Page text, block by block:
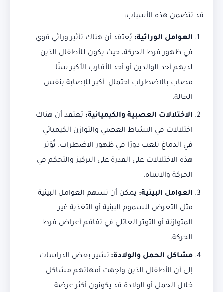
قد تتضمن هذه الأسباب:
العوامل الوراثية: يُعتقد أن هناك تأثير وراثي قوي
في ظهور فرط الحركة، حيث يكون للأطفال الذين
لديهم أحد الوالدين أو أحد الأقارب الأكبر سنًا
مصاب بالاضطراب احتمال أكبر للإصابة بنفس
الحالة.
الاختلالات العصبية والكيميائية: يُعتقد أن هناك
اختلالات في النشاط العصبي والتوازن الكيميائي
في الدماغ تلعب دورًا في ظهور الاضطراب. تُؤثر
هذه الاختلالات على القدرة على التركيز والتحكم في
الحركة والانتباه.
العوامل البيئية: يمكن أن تسهم العوامل البيئية
مثل التعرض للسموم البيئية أو التغذية غير
المتوازنة أو التوتر العائلي في تفاقم أعراض فرط
الحركة.
مشاكل الحمل والولادة: تشير بعض الدراسات
إلى أن الأطفال الذين واجهت أمهاتهم مشاكل
خلال الحمل أو الولادة قد يكونون أكثر عرضة